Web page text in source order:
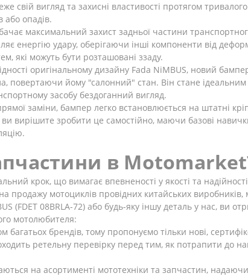
свій вигляд та захисні властивості протягом
опадів.
максимальний захист задньої частини
енергію удару, оберігаючи інші компоненти від
які можуть бути розташовані ззаду.
оригінальному дизайну Fada NiMBUS, новий
повертаючи йому "салонний" стан. Він стане
засобу бездоганний вигляд.
заміни, бампер легко встановлюється на штатні
вирішите зробити це самостійно, маючи базові
в
крок, що вимагає впевненості у якості та
продажу мотоциклів провідних китайських
08BRLA-72) або будь-яку іншу деталь у нас, ви
мотолюбителя:
багатьох брендів, тому пропонуємо тільки нові,
ретельну перевірку перед тим, як потрапити до
на асортименті мототехніки та запчастин, надаючи